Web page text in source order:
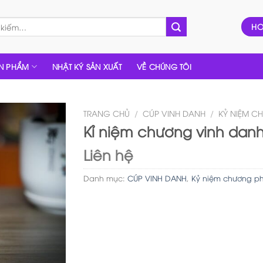
PHẨM NHẬT KÝ SẢN XUẤT VỀ CHÚNG TÔI
TRANG CHỦ / CÚP VINH DANH / KỶ NIỆM
Kỉ niệm chương vinh
Liên hệ
Danh mục: CÚP VINH DANH, Kỷ niệm chương